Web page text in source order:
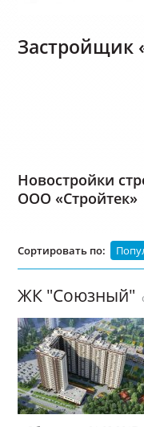
Застройщик
Новостройки
ООО «Стройтек»
Сортировать по:
ЖК "Союзный"